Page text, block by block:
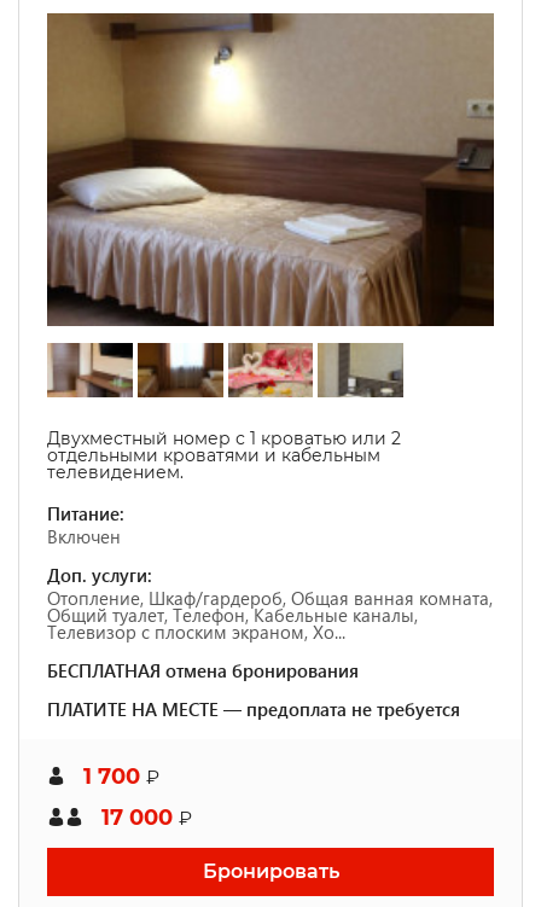
Двухместный номер с 1 кроватью или 2
отдельными кроватями и кабельным
телевидением.
Питание:
Включен
Доп. услуги:
Отопление, Шкаф/гардероб, Общая ванная комната,
Общий туалет, Телефон, Кабельные каналы,
Телевизор с плоским экраном, Хо...
БЕСПЛАТНАЯ отмена бронирования
ПЛАТИТЕ НА МЕСТЕ — предоплата не требуется
1 700 ₽
17 000 ₽
Бронировать